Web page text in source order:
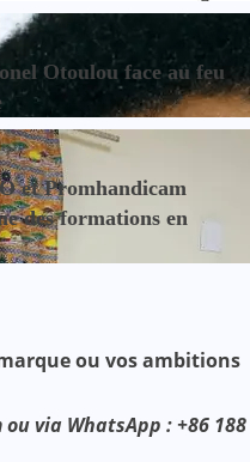
Otoulou face au feu
et Promhandicam
des formations en
ou vos ambitions
via WhatsApp : +86 188